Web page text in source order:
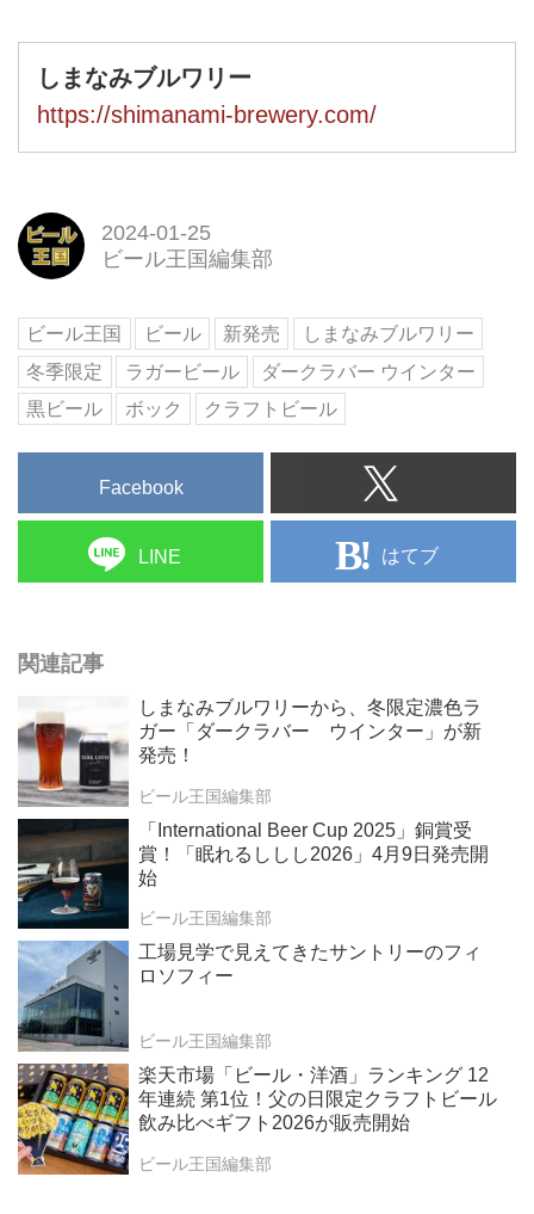
しまなみブルワリー
https://shimanami-brewery.com/
2024-01-25
ビール王国編集部
ビール王国 ビール 新発売
しまなみブルワリー
冬季限定
ラガービール
ダークラバー ウインター
黒ビール
ボック クラフトビール
Facebook
LINE はてブ
関連記事
しまなみブルワリーから、冬限定濃色ラ
ガー「ダークラバー ウインター」が新
発売！
ビール王国編集部
「International Beer Cup 2025」銅賞受
賞！「眠れるししし2026」4月9日発売開
始
ビール王国編集部
工場見学で見えてきたサントリーのフィ
ロソフィー
ビール王国編集部
楽天市場「ビール・洋酒」ランキング 12
年連続 第1位！父の日限定クラフトビール
飲み比べギフト2026が販売開始
ビール王国編集部